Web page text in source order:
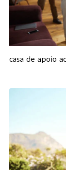
casa de apoio